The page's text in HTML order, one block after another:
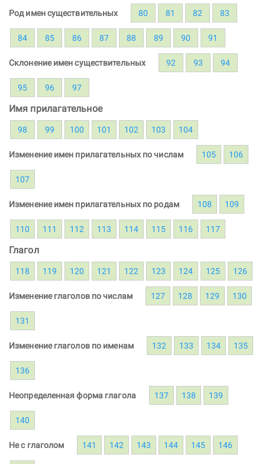
Род имен существительных 80 81 82 83
84 85 86 87 88 89 90 91
Склонение имен существительных 92 93 94
95 96 97
Имя прилагательное
98 99 100 101 102 103 104
Изменение имен прилагательных по числам 105 106
107
Изменение имен прилагательных по родам 108 109
110 111 112 113 114 115 116 117
Глагол
118 119 120 121 122 123 124 125 126
Изменение глаголов по числам 127 128 129 130
131
Изменение глаголов по именам 132 133 134 135
136
Неопределенная форма глагола 137 138 139
140
Не с глаголом 141 142 143 144 145 146